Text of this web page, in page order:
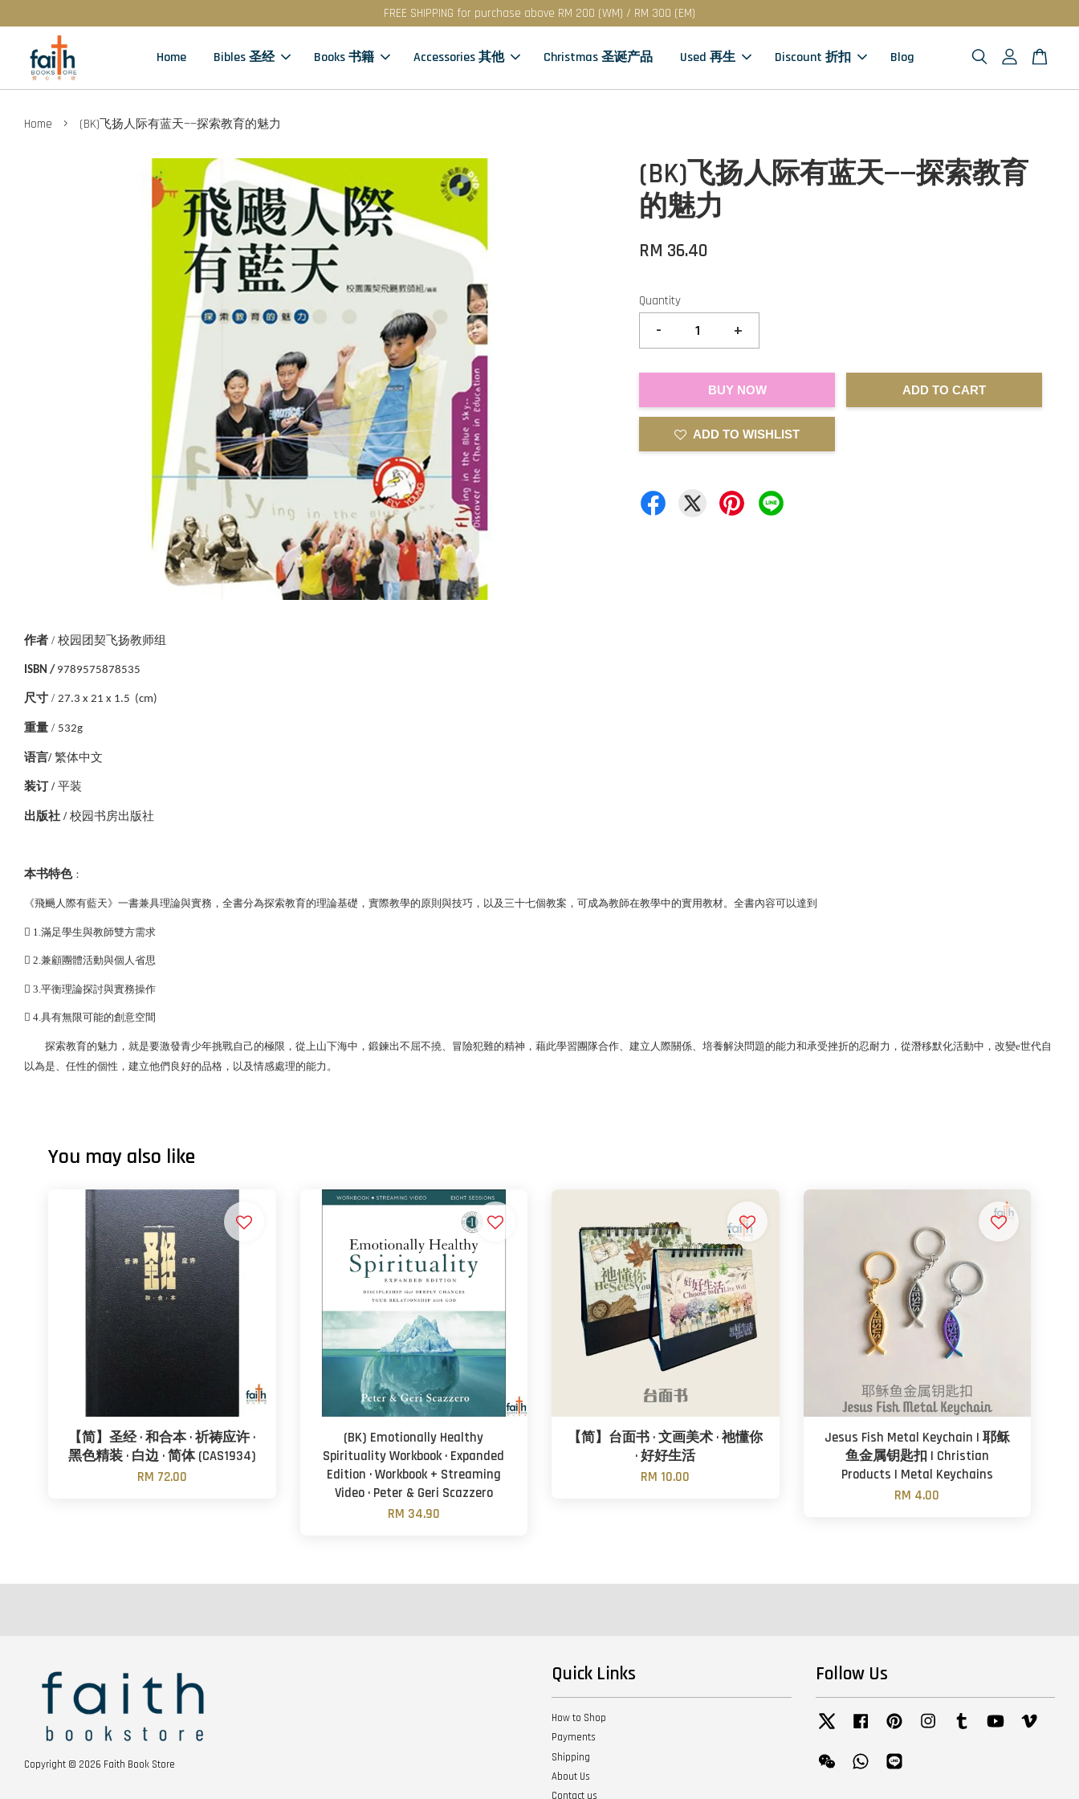
FREE SHIPPING for purchase above RM 200 (WM) / RM 300 (EM)
Home Bibles 圣经 Books 书籍 Accessories 其他 Christmas 圣诞产品 Used 再生 Discount 折扣 Blog
Home › (BK)飞扬人际有蓝天——探索教育的魅力
(BK)飞扬人际有蓝天——探索教育
的魅力
RM 36.40
Quantity
- +
BUY NOW ADD TO CART
ADD TO WISHLIST
作者 / 校园团契飞扬教师组
ISBN / 9789575878535
尺寸 / 27.3 x 21 x 1.5 (cm)
重量 / 532g
语言/繁体中文
装订 /平装
出版社 /校园书房出版社
本书特色：
《飛颺人際有藍天》一書兼具理論與實務，全書分為探索教育的理論基礎，實際教學的原則與技巧，以及三十七個教案，可成為教師在教學中的實用教材。全書內容可以達到
 1.滿足學生與教師雙方需求
 2.兼顧團體活動與個人省思
 3.平衡理論探討與實務操作
 4.具有無限可能的創意空間
探索教育的魅力，就是要激發青少年挑戰自己的極限，從上山下海中，鍛鍊出不屈不撓、冒險犯難的精神，藉此學習團隊合作、建立人際關係、培養解決問題的能力和承受挫折的忍耐力，從潛移默化活動中，改變e世代自
以為是、任性的個性，建立他們良好的品格，以及情感處理的能力。
You may also like
【简】圣经 · 和合本 · 祈祷应许 ·
黑色精装 · 白边 · 简体 (CAS1934)
RM 72.00
(BK) Emotionally Healthy
Spirituality Workbook · Expanded
Edition · Workbook + Streaming
Video · Peter & Geri Scazzero
RM 34.90
【简】台面书 · 文画美术 · 祂懂你
· 好好生活
RM 10.00
Jesus Fish Metal Keychain | 耶稣
鱼金属钥匙扣 | Christian
Products | Metal Keychains
RM 4.00
Copyright © 2026 Faith Book Store
Quick Links
How to Shop
Payments
Shipping
About Us
Contact us
Follow Us
Twitter Facebook Pinterest InstagramTumblr YouTube
Wechat Whatsapp